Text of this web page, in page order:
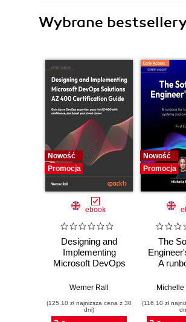
Wybrane
Nowość
Promocja
ebook
Designing and
Implementing
Microsoft DevOps
Certification Guide.
DevOps expertise,
pass the AZ-400
Werner Rall
(125,10 zł najniższa cena z 30
dni)
Nowość
Promocja
The
A
(116,10 zł